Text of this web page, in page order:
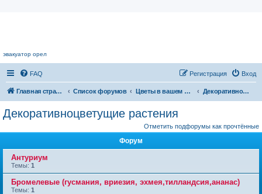
эвакуатор орел
FAQ Вход
Регистрация
Главная страница Список форумов Цветы в вашем доме Декоративноцветущие растения
Декоративноцветущие растения
Отметить подфорумы как прочтённые
Форум
Антуриум
Темы: 1
Бромелевые (гусмания, вриезия, эхмея,тилландсия,ананас)
Темы: 1